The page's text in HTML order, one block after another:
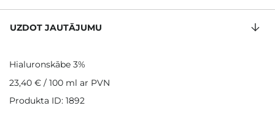
UZDOT JAUTĀJUMU
Hialuronskābe 3%
23,40 € / 100 ml ar PVN
Produkta ID: 1892